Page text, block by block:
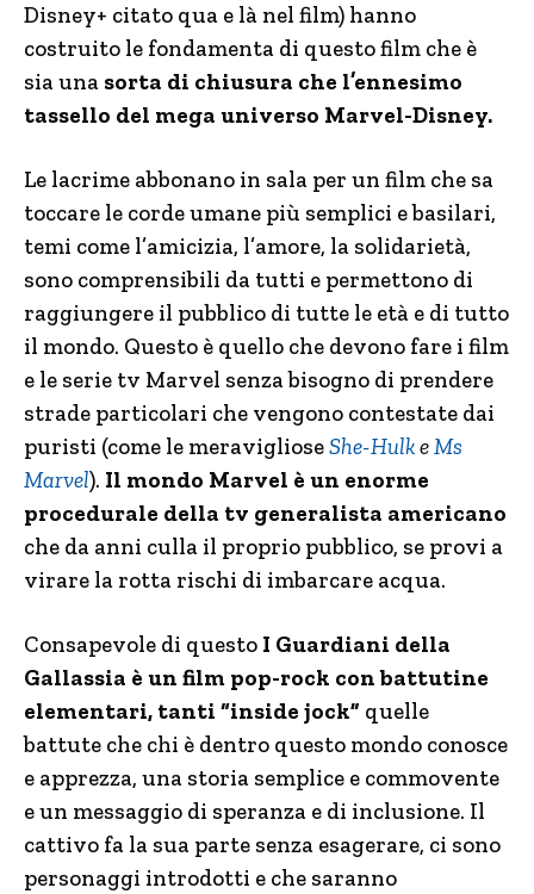
Disney+ citato qua e là nel film) hanno
costruito le fondamenta di questo film che è
sia una sorta di chiusura che l’ennesimo
tassello del mega universo Marvel-Disney.
Le lacrime abbonano in sala per un film che sa
toccare le corde umane più semplici e basilari,
temi come l’amicizia, l’amore, la solidarietà,
sono comprensibili da tutti e permettono di
raggiungere il pubblico di tutte le età e di tutto
il mondo. Questo è quello che devono fare i film
e le serie tv Marvel senza bisogno di prendere
strade particolari che vengono contestate dai
puristi (come le meraviglioseShe-HulkeMs
Marvel). Il mondo Marvel è un enorme
procedurale della tv generalista americano
che da anni culla il proprio pubblico, se provi a
virare la rotta rischi di imbarcare acqua.
Consapevole di questo I Guardiani della
Gallassia è un film pop-rock con battutine
elementari, tanti “inside jock” quelle
battute che chi è dentro questo mondo conosce
e apprezza, una storia semplice e commovente
e un messaggio di speranza e di inclusione. Il
cattivo fa la sua parte senza esagerare, ci sono
personaggi introdotti e che saranno